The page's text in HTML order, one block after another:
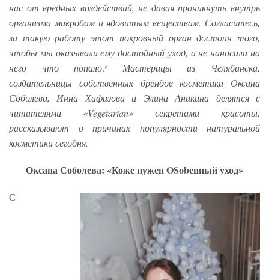
нас от вредных воздействий, не давая проникнуть внутрь
организма микробам и ядовитым веществам. Согласитесь,
за такую работу этот покровный орган достоин того,
чтобы мы оказывали ему достойный уход, а не наносили на
него что попало? Мастерицы из Челябинска,
создательницы собственных брендов косметики Оксана
Соболева, Инна Хафизова и Элина Аникина делятся с
читателями «Vegetarian» секретами красоты,
рассказывают о причинах популярности натуральной
косметики сегодня.
Оксана Соболева: «Коже нужен OSobенный уход»
С